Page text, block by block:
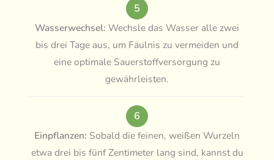
5
Wasserwechsel: Wechsle das Wasser alle zwei
bis drei Tage aus, um Fäulnis zu vermeiden und
eine optimale Sauerstoffversorgung zu
gewährleisten.
6
Einpflanzen: Sobald die feinen, weißen Wurzeln
etwa drei bis fünf Zentimeter lang sind, kannst du